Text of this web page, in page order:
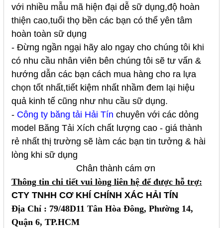
với nhiều mẫu mã hiện đại dễ sữ dụng,độ hoàn
thiện cao,tuổi thọ bền các bạn có thể yên tâm
hoàn toàn sữ dụng
- Đừng ngần ngại hãy alo ngay cho chúng tôi khi
có nhu cầu nhân viên bên chúng tôi sẽ tư vấn &
hướng dẫn các bạn cách mua hàng cho ra lựa
chọn tốt nhất,tiết kiệm nhất nhầm đem lại hiệu
quả kinh tế cũng như nhu cầu sữ dụng.
- Công ty băng tải Hải Tín chuyên với các dỏng
model Băng Tải Xích chất lượng cao - giá thành
rẻ nhất thị trường sẽ làm các bạn tin tưởng & hài
lòng khi sữ dụng
Chân thành cám ơn
Thông tin chi tiết vui lòng liên hệ để được hỗ trợ:
CTY TNHH CƠ KHÍ CHÍNH XÁC HẢI TÍN
Địa Chỉ : 79/48D11 Tân Hòa Đông, Phường 14,
Quận 6, TP.HCM